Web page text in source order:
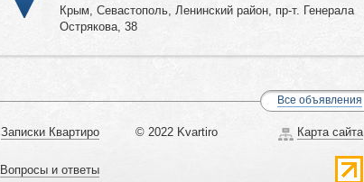
Крым, Севастополь, Ленинский район, пр-т. Генерала
Острякова, 38
Все объявления
Записки Квартиро
Вопросы и ответы
© 2022 Kvartiro Карта сайта